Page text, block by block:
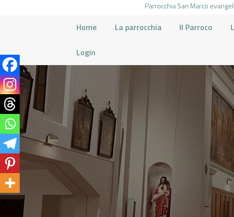
Parrocchia San Marco
Home La parrocchia Il Parroco
Login